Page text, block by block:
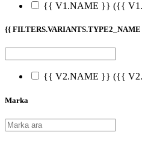
{{ V1.NAME }} ({{
{{
{{ V2.NAME }} ({{
Marka